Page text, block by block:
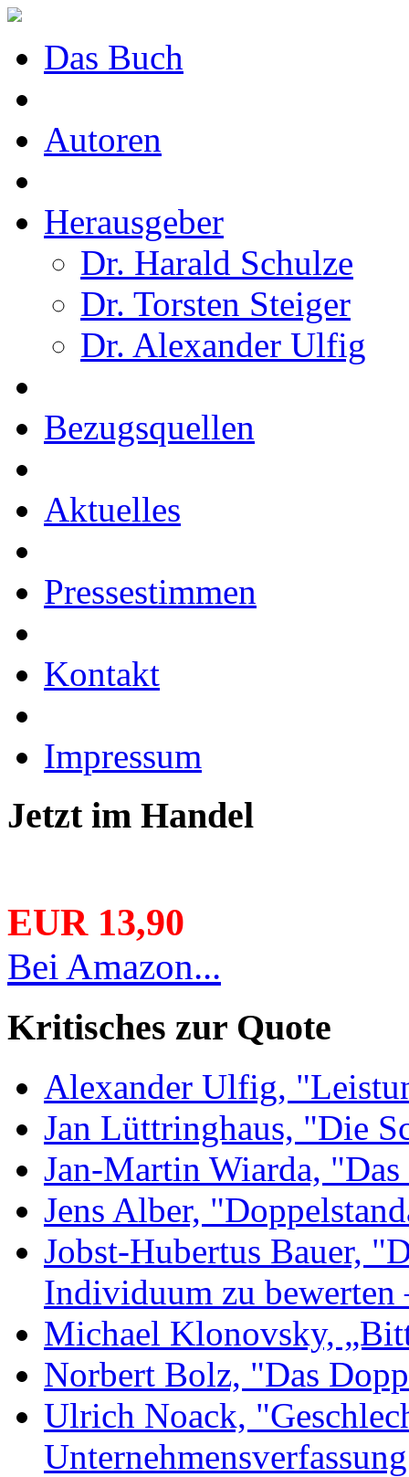
Das Buch
Autoren
Herausgeber
Dr. Harald Schulze
Dr. Torsten Steiger
Dr. Alexander Ulfig
Bezugsquellen
Aktuelles
Pressestimmen
Kontakt
Impressum
Jetzt im Handel
EUR 13,90
Bei Amazon...
Kritisches zur Quote
Alexander Ulfig,
Jan Lüttringhaus, "Die
Jan-Martin Wiarda,
Jens Alber,
Jobst-Hubertus Bauer,
Individuum zu
Michael Klonovsky,
Norbert Bolz, "Das
Ulrich Noack,